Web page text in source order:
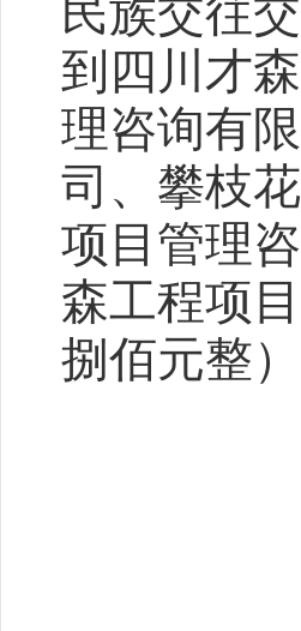
民族交往
到四川才
理咨询有
司、攀枝
项目管理
森工程项
捌佰元整